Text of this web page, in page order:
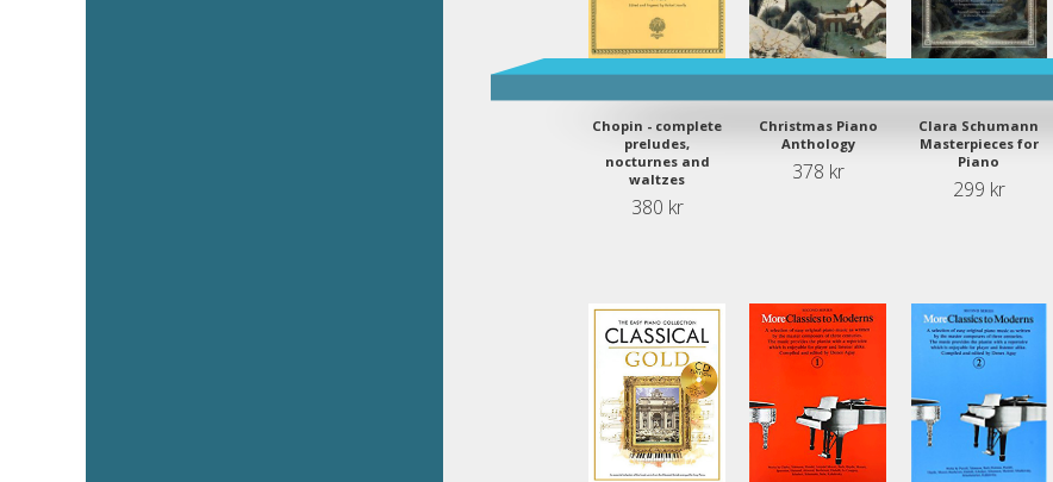
Chopin - complete
preludes,
nocturnes and
waltzes
380 kr
Christmas Piano
Anthology
378 kr
Clara Schumann
Masterpieces for
Piano
299 kr